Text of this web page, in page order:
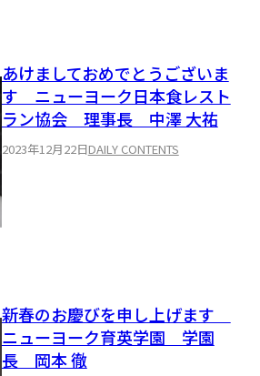
あけましておめでとうございま
す ニューヨーク日本食レスト
ラン協会 理事長 中澤 大祐
2023年12月22日DAILY CONTENTS
新春のお慶びを申し上げます
ニューヨーク育英学園 学園
長 岡本 徹